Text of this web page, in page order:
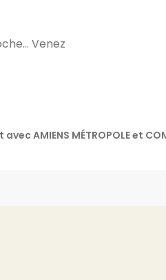
Venez
AMIENS MÉTROPOLE et